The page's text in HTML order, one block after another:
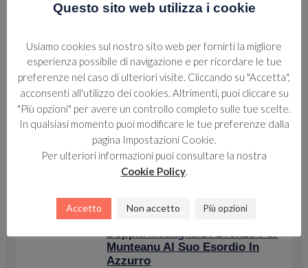
Doppia Medaglia Di Bronzo Per
Munteanu Al Suo Esordio In
Azzurro
Questo sito web utilizza i cookie
Usiamo cookies sul nostro sito web per fornirti la migliore
esperienza possibile di navigazione e per ricordare le tue
preferenze nel caso di ulteriori visite. Cliccando su "Accetta",
acconsenti all'utilizzo dei cookies. Altrimenti, puoi cliccare su
"Più opzioni" per avere un controllo completo sulle tue scelte.
In qualsiasi momento puoi modificare le tue preferenze dalla
pagina Impostazioni Cookie.
Per ulteriori informazioni puoi consultare la nostra
Cookie Policy.
Accetto Non accetto Più opzioni